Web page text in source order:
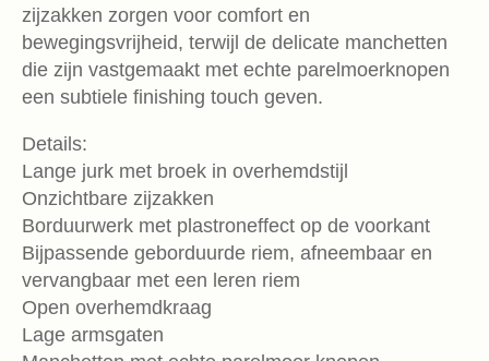
zijzakken zorgen voor comfort en
bewegingsvrijheid, terwijl de delicate manchetten
die zijn vastgemaakt met echte parelmoerknopen
een subtiele finishing touch geven.
Details:
Lange jurk met broek in overhemdstijl
Onzichtbare zijzakken
Borduurwerk met plastroneffect op de voorkant
Bijpassende geborduurde riem, afneembaar en
vervangbaar met een leren riem
Open overhemdkraag
Lage armsgaten